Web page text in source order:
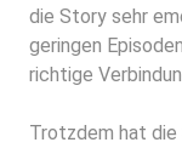
die Story sehr
geringen
richtige
Trotzdem hat die